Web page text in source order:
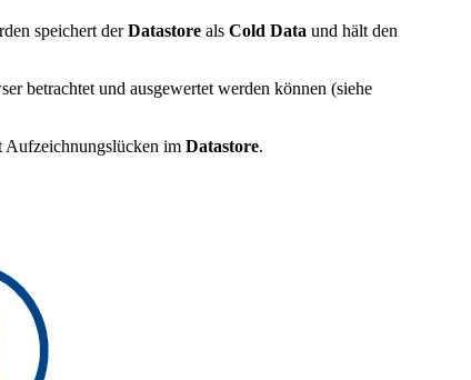
speichert derDatastore als Cold Data und hält den
betrachtet und ausgewertet werden können (siehe
Aufzeichnungslücken im Datastore.